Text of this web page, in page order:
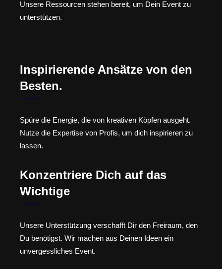
Unsere Ressourcen stehen bereit, um Dein Event zu
unterstützen.
Inspirierende Ansätze von den
Besten.
Spüre die Energie, die von kreativen Köpfen ausgeht.
Nutze die Expertise von Profis, um dich inspirieren zu
lassen.
Konzentriere Dich auf das
Wichtige
Unsere Unterstützung verschafft Dir den Freiraum, den
Du benötigst. Wir machen aus Deinen Ideen ein
unvergessliches Event.